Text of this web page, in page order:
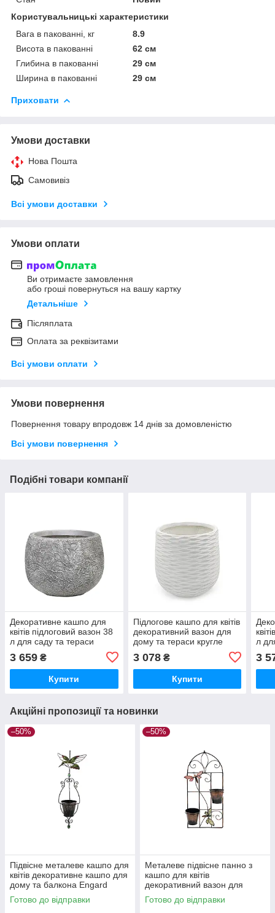
Користувальницькі характеристики
Вага в пакованні, кг
8.9
Висота в пакованні
62 см
Глибина в пакованні
29 см
Ширина в пакованні
29 см
Приховати
Умови доставки
Нова Пошта
Самовивіз
Всі умови доставки
Умови оплати
Ви отримаєте замовлення
або гроші повернуться на вашу картку
Детальніше
Післяплата
Оплата за реквізитами
Всі умови оплати
Умови повернення
Повернення товару впродовж 14 днів за домовленістю
Всі умови повернення
Подібні товари компанії
Декоративне кашпо для
квітів підлоговий вазон 38
л для саду та тераси
3 659 ₴
Купити
Підлогове кашпо для квітів
декоративний вазон для
дому та тераси кругле
3 078₴
Купити
л
3
Акційні пропозиції та новинки
–50%
Підвісне металеве кашпо для
квітів декоративне кашпо для
дому та балкона Engard
Райська пташка (BF-21)
Готово до відправки
–50%
Металеве підвісне панно з
кашпо для квітів
декоративний вазон для
дому та балкона Engard
Райські метелики (BF-23)
Готово до відправки